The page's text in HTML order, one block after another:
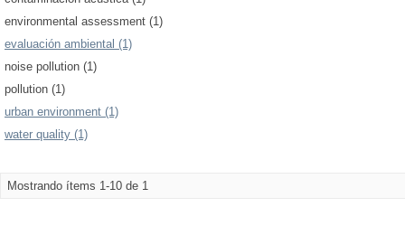
environmental assessment (1)
evaluación ambiental (1)
noise pollution (1)
pollution (1)
urban environment (1)
water quality (1)
Mostrando ítems 1-10 de 1